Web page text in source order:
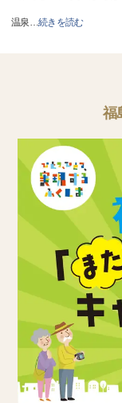
温泉…続きを読む
福